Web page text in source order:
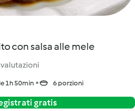
con salsa alle mele
1h 50min 6 porzioni
gratis